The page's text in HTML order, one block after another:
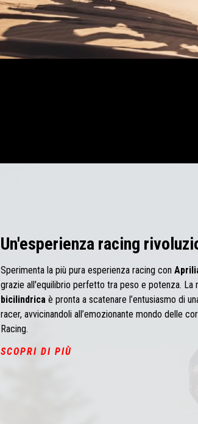
Un'esperienza racing
Sperimenta la più pura esperienza racing con
grazie all'equilibrio perfetto tra peso e potenza. La
bicilindrica è pronta a scatenare l’entusiasmo di
racer, avvicinandoli all’emozionante mondo delle
Racing.
SCOPRI DI PIÙ